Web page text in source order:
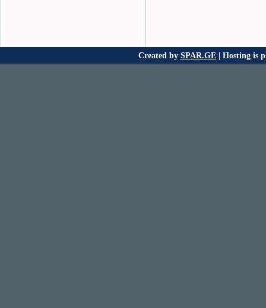
Created by SPAR.GE| Hosting is